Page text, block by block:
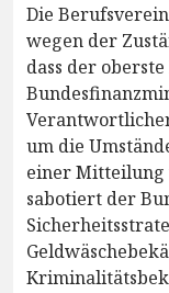
Die
wegen der
dass der
um die
einer Mitteilung
sabotiert der